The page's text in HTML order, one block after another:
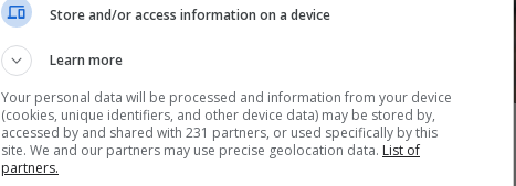
بيان رقم 1 من واسط وعشائر الديوانية تتأهب..
التفاف حول الياسري للاربعاء الموعود
Store and/or access information on a device
Learn more
Your personal data will be processed and information from your device
(cookies, unique identifiers, and other device data) may be stored by,
accessed by and shared with 231 partners, or used specifically by this
site. We and our partners may use precise geolocation data. List of
partners.